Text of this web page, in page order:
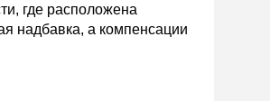
где расположена
надбавка, а компенсации